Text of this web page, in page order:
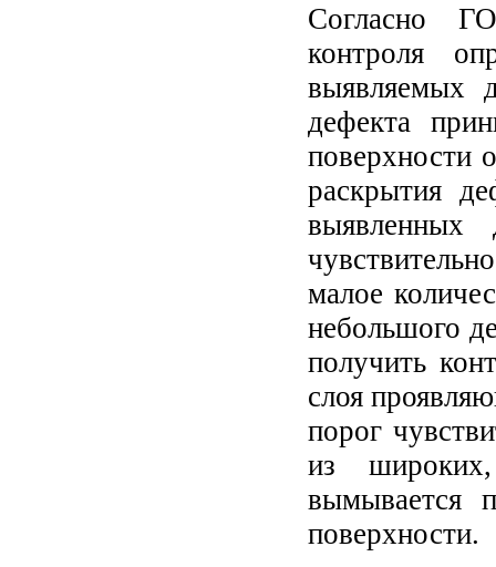
Согласно
контроля
выявляемых
дефекта
поверхности
раскрытия
выявленных
малое
небольшого
получить
слоя
порог
из
вымывается
поверхности.